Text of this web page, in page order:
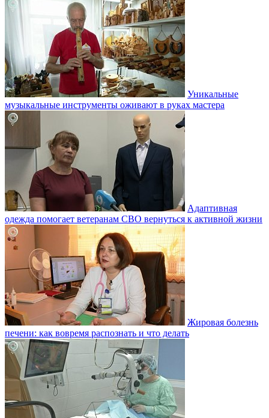
Уникальные
музыкальные инструменты оживают в руках мастера
Адаптивная
одежда помогает ветеранам СВО вернуться к активной жизни
Жировая болезнь
печени: как вовремя распознать и что делать